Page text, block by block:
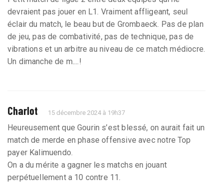
devraient pas jouer en L1. Vraiment affligeant, seul
éclair du match, le beau but de Grombaeck. Pas de plan
de jeu, pas de combativité, pas de technique, pas de
vibrations et un arbitre au niveau de ce match médiocre.
Un dimanche de m....!
Charlot 15 décembre 2024 à 19h37
Heureusement que Gourin s’est blessé, on aurait fait un
match de merde en phase offensive avec notre Top
payer Kalimuendo.
On a du mérite a gagner les matchs en jouant
perpétuellement a 10 contre 11.